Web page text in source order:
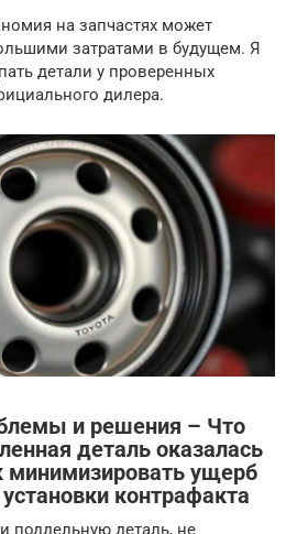
на запчастях может
затратами в будущем. Я
детали у проверенных
дилера.
и решения – Что
деталь оказалась
минимизировать ущерб
контрафакта
поддельную деталь, не